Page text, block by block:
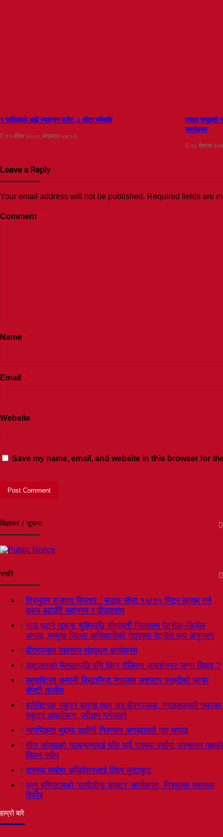
९ पालिकाले अझै ल्याएनन् बजेट, ८ ओटा मधेसकै
१९ मंसिर २०८०, मंगलवार ०४:०२
क्याल समूहको
कार्यक्रम
२८ बैशाख
Leave a Reply
Your email address will not be published. Required fields are
Comment *
Name *
Email *
Website
Save my name, email, and website in this browser for
बिज्ञापन / सूचना
भर्खरै
त्रिभुवन राजपथ विस्तार : सडक सीमा १५/१५ मिटर कायम गर्न
दबाब बढाउँदै महानगर र वीउवासंघ
भाउ घट्ने सूचना चुहिएपछि सीमावर्ती जिल्लामा पेट्रोल–डिजेल
अभाव, प्रमुख जिल्ला अधिकारीको नेतृत्वमा पेट्रोल पम्प अनुगमन
वीरगञ्जमा व्यवसाय संवद्र्धन कार्यक्रम
अदालतको फैसलापछि पनि किन रोकिएन आदर्शनगर जग्गा विवाद ?
बहुराष्ट्रिय कम्पनी ब्रिटानिया नेपालमा सशस्त्र प्रहरीको फायर
सेफ्टी तालीम
इलेक्ट्रिक स्कुटर ब्रान्ड एथर अब वीरगञ्जमा, ग्राहकहरूले एथरका
स्कुटर अवलोकन, परीक्षण गर्नसक्ने
नागरिकता मुद्दामा उद्योगी निरन्जन अग्रवालले पाए सफाइ
तीन सांसदको गठबन्धनलाई पछि पार्दै रास्वपा पर्सामा संस्थापन पक्षको
क्लिन स्वीप
रास्वपा पर्सामा अधिवेशनलाई लिएर कुटाकुट
प्रभु हस्पिटलको ‘घरदैलोमा डाक्टर’ कार्यक्रम, निश्शुल्क स्वास्थ्य
शिविर
हाम्रो बारे